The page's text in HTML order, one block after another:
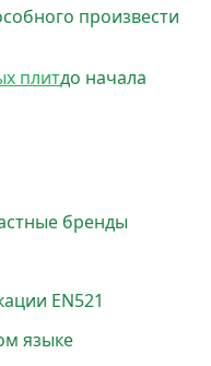
произвести
плитдо начала
бренды
EN521
языке